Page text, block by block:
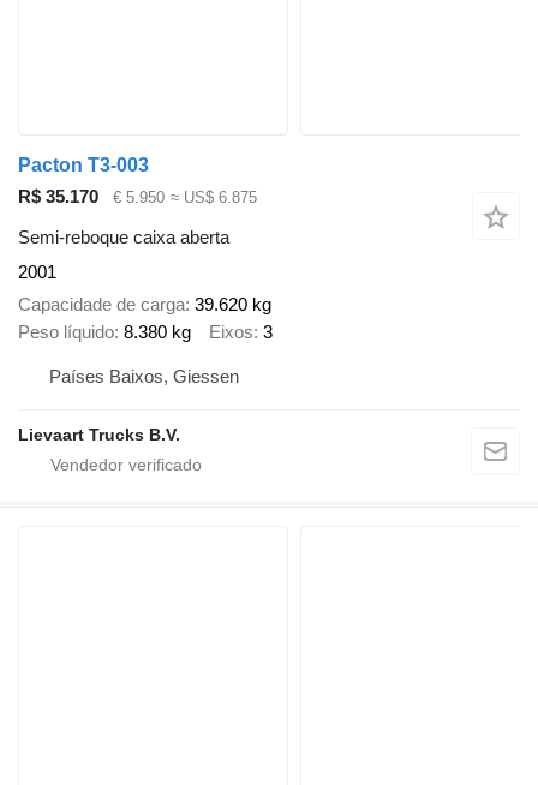
Pacton T3-003
R$ 35.170
€ 5.950 ≈ US$ 6.875
Semi-reboque caixa aberta
2001
Capacidade de carga 39.620 kg
Peso líquido 8.380 kg Eixos 3
Países Baixos, Giessen
Lievaart Trucks B.V.